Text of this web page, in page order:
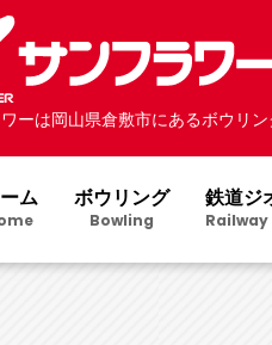
ーは岡山県倉敷市にあるボウリ
ム ボウリング
Bowling
鉄道ジ